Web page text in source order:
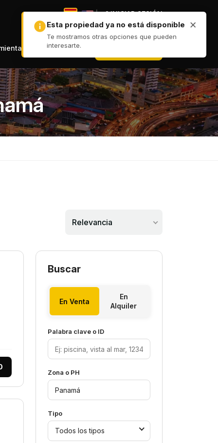
| INICIAR SESIÓN
Relevancia
Buscar
En Venta
En
Alquiler
Palabra clave o ID
Zona o PH
Tipo
Todos los tipos